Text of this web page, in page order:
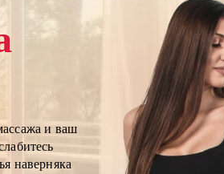
и ваш
наверняка